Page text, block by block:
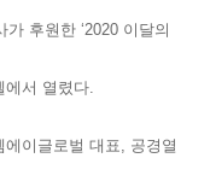
후원한 ‘2020 이달의
에서 열렸다.
에이글로벌 대표, 공경열